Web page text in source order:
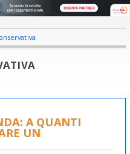
A QUANTI
UN